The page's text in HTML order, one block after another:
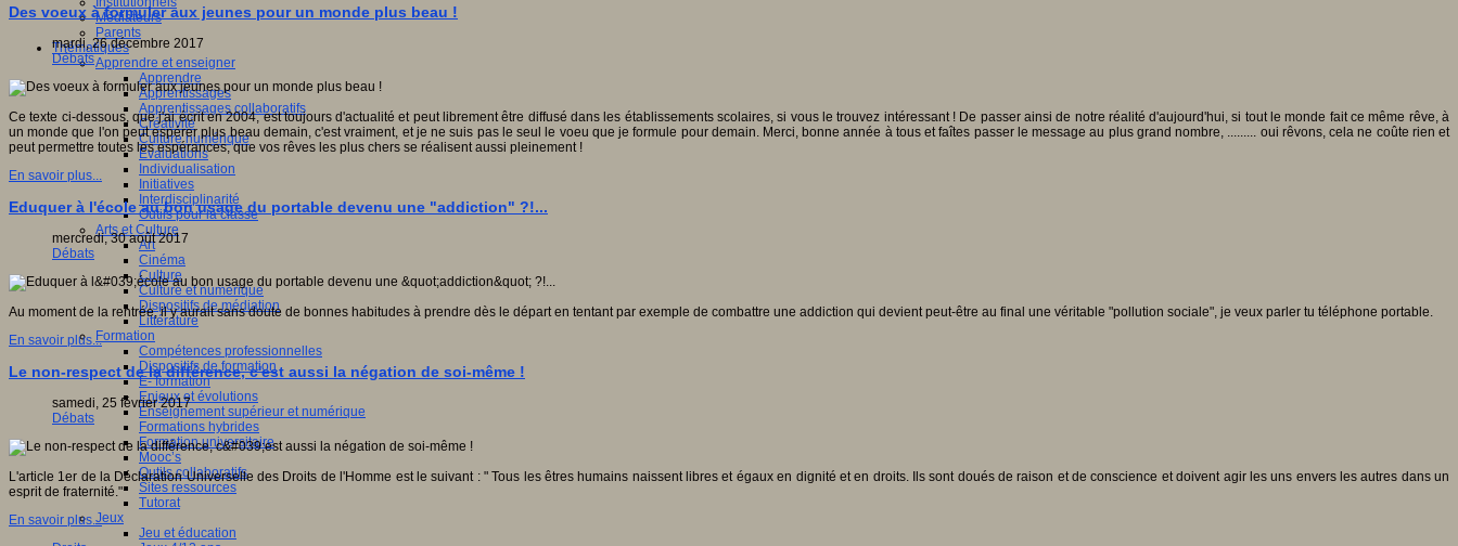
Médiateurs
Parents
Thématiques
Apprendre et enseigner
Apprendre
Apprentissages
Apprentissages collaboratifs
Créativité
Culture numérique
Evaluations
Individualisation
Initiatives
Interdisciplinarité
Outils pour la classe
Arts et Culture
Art
Cinéma
Culture
Culture et numérique
Dispositifs de médiation
Littérature
Formation
Compétences professionnelles
Dispositifs de formation
E- formation
Enjeux et évolutions
Enseignement supérieur et numérique
Formations hybrides
Formation universitaire
Mooc’s
Outils collaboratifs
Sites ressources
Tutorat
Jeux
Jeu et éducation
Des voeux à formuler aux jeunes pour un monde plus beau !
mardi, 26 décembre 2017
Débats
Ce texte ci-dessous, que j'ai écrit en 2004, est toujours d'actualité et peut librement être diffusé dans les établissements scolaires, si vous le trouvez intéressant ! De passer ainsi de notre réalité d'aujourd'hui, si tout le monde fait ce même rêve, à
un monde que l'on peut espérer plus beau demain, c'est vraiment, et je ne suis pas le seul le voeu que je formule pour demain. Merci, bonne année à tous et faîtes passer le message au plus grand nombre, ......... oui rêvons, cela ne coûte rien et
peut permettre toutes les espérances, que vos rêves les plus chers se réalisent aussi pleinement !
En savoir plus...
Eduquer à l'école au bon usage du portable devenu une "addiction" ?!...
mercredi, 30 août 2017
Débats
Au moment de la rentrée, il y aurait sans doute de bonnes habitudes à prendre dès le départ en tentant par exemple de combattre une addiction qui devient peut-être au final une véritable "pollution sociale", je veux parler tu téléphone portable.
En savoir plus...
Le non-respect de la différence, c'est aussi la négation de soi-même !
samedi, 25 février 2017
Débats
L'article 1er de la Déclaration Universelle des Droits de l'Homme est le suivant : " Tous les êtres humains naissent libres et égaux en dignité et en droits. Ils sont doués de raison et de conscience et doivent agir les uns envers les autres dans un
esprit de fraternité."
En savoir plus...